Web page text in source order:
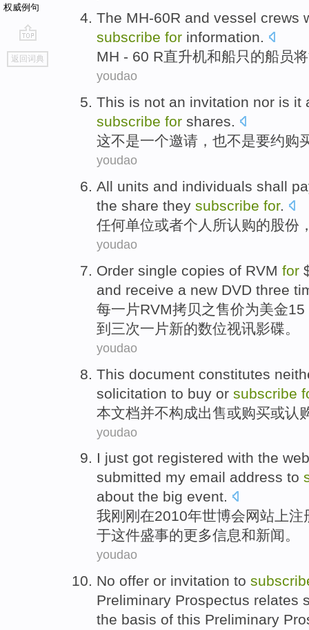
权威例句
go
top
返回词典
The MH-60R and vessel crews
subscribe for information.
MH - 60 R直升机和船只 的船员将
youdao
This is not an invitation nor is it
subscribe for shares.
这不是一个邀请 ， 也不是要约购
youdao
All units and individuals shall
the share they subscribe for.
任何单位或者个人所认购的股份
youdao
Order single copies of RVM for
and receive a new DVD three
每一 片RVM拷贝 之售价为美金15
到 三次一片新的数位视讯影碟。
youdao
This document constitutes
solicitation to buy or subscribe
本文档并不构成出售或购买或认
youdao
I just got registered with the
submitted my email address to
about the big event.
我刚刚 在2010年世博会网站上注
于这件盛事的更多信息和新闻。
youdao
No offer or invitation to
Preliminary Prospectus relates
the basis of this Preliminary